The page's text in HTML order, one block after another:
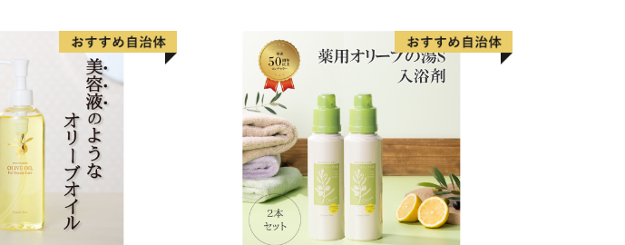
令和３年７月１日よりお一人様１日50万円までとさせていただい
ていた寄附金額の上限は撤廃となりました。
令和３年７月１日以降は１日の上限なしでご寄附いただいた額の３
割分（1,000円未満切り捨て）を返礼品としてお返しします。